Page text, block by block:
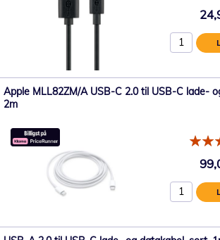
Apple MLL82ZM/A USB-C 2.0 til USB-C lade-
2m